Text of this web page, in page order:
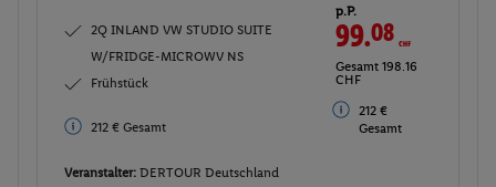
2Q INLAND VW STUDIO SUITE
W/FRIDGE-MICROWV NS
Frühstück
212 € Gesamt
p.P.
99.08CHF
Gesamt 198.16
CHF
212 €
Gesamt
Veranstalter: DERTOUR Deutschland